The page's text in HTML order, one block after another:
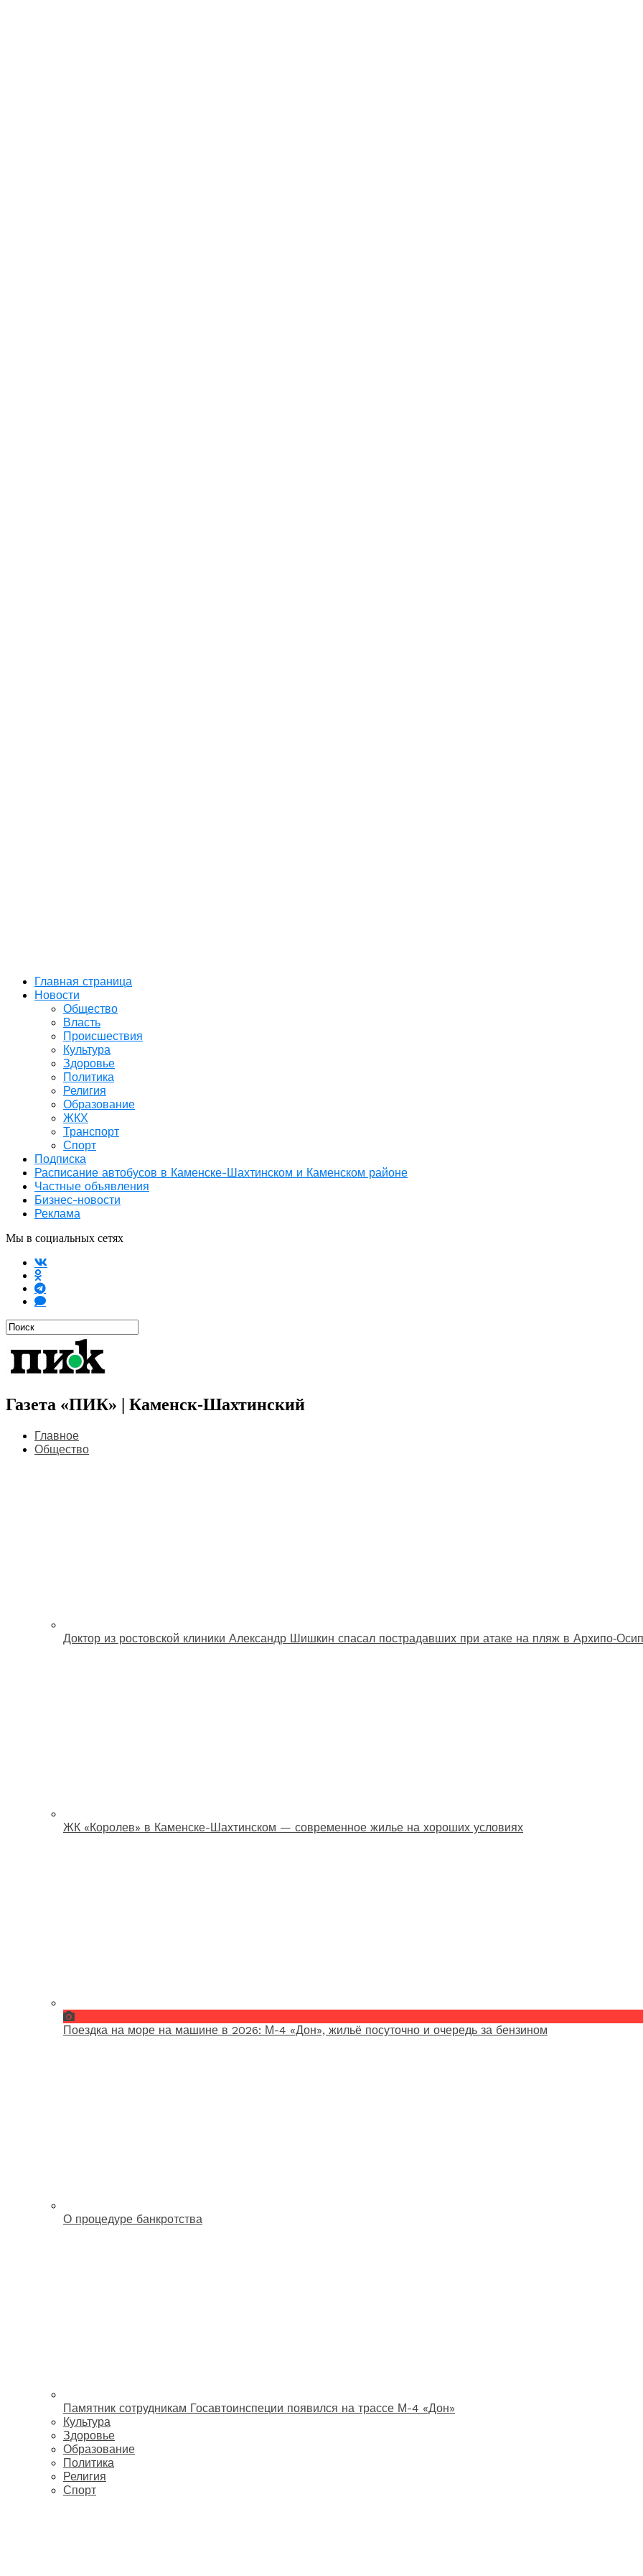
Главная страница
Новости
Общество
Власть
Происшествия
Культура
Здоровье
Политика
Религия
Образование
ЖКХ
Транспорт
Спорт
Подписка
Расписание автобусов в Каменске-Шахтинском и Каменском районе
Частные объявления
Бизнес-новости
Реклама
Мы в социальных сетях
Газета «ПИК» | Каменск-Шахтинский
Главное
Общество
Доктор из ростовской клиники Александр Шишкин спасал пострадавших при атаке на пляж в
ЖК «Королев» в Каменске-Шахтинском — современное жилье на хороших условиях
Поездка на море на машине в 2026: М-4 «Дон», жильё посуточно и очередь за бензином
О процедуре банкротства
Памятник сотрудникам Госавтоинспеции появился на трассе М-4 «Дон»
Культура
Здоровье
Образование
Политика
Религия
Спорт